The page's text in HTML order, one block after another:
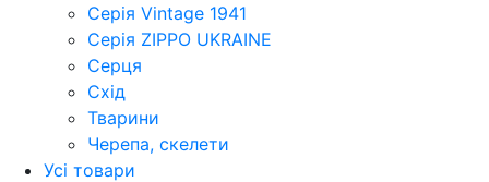
Серія Vintage 1941
Серія ZIPPO UKRAINE
Серця
Схід
Тварини
Черепа, скелети
Усі товари